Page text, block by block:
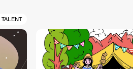
TALENT